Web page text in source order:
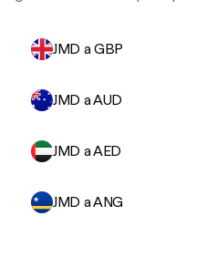
JMD a GBP
JMD a AUD
JMD a AED
JMD a ANG